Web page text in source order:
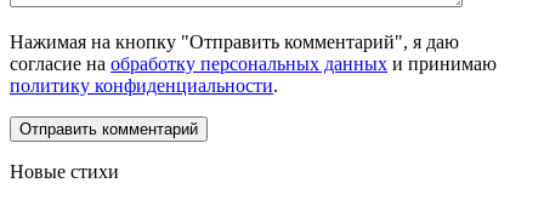
Нажимая на кнопку "Отправить комментарий", я даю
согласие на обработку персональных данных и принимаю
политику конфиденциальности.
Новые стихи